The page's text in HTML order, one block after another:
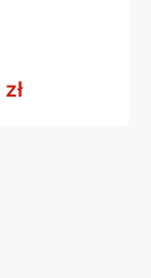
złZakres cen: